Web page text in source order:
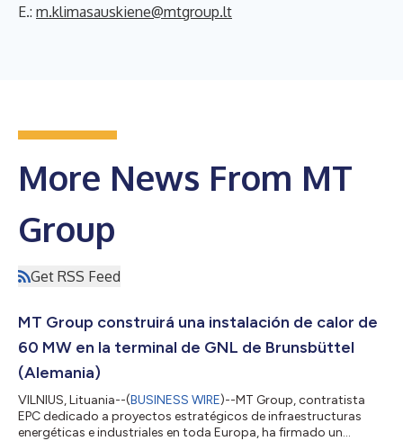
E.: m.klimasauskiene@mtgroup.lt
More News From MT
Group
Get RSS Feed
MT Group construirá una instalación de calor de
60 MW en la terminal de GNL de Brunsbüttel
(Alemania)
VILNIUS, Lituania--(BUSINESS WIRE)--MT Group, contratista
EPC dedicado a proyectos estratégicos de infraestructuras
energéticas e industriales en toda Europa, ha firmado un